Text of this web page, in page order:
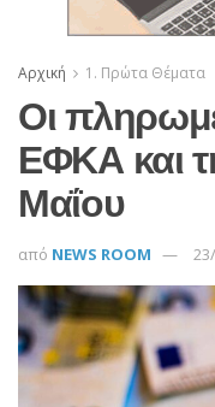
Αρχική 1. Πρώτα Θέματα
Οι
ΕΦΚΑ και
Μαΐου
από NEWS ROOM